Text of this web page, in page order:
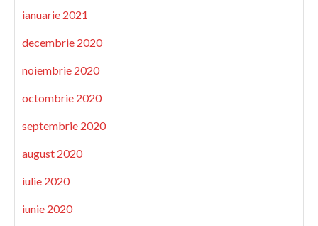
ianuarie 2021
decembrie 2020
noiembrie 2020
octombrie 2020
septembrie 2020
august 2020
iulie 2020
iunie 2020